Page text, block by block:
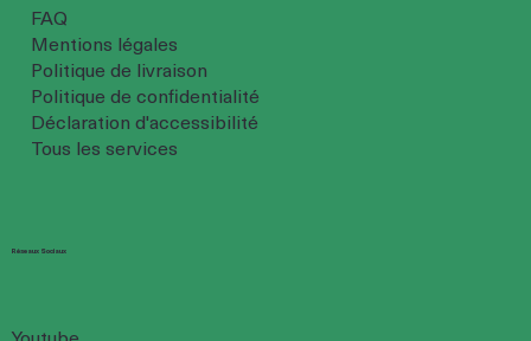
FAQ
Mentions légales
Politique de livraison
Politique de confidentialité
Déclaration d'accessibilité
Tous les services
Réseaux Sociaux